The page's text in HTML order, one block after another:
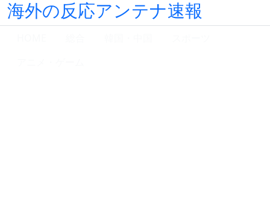
海外の反応アンテナ速報